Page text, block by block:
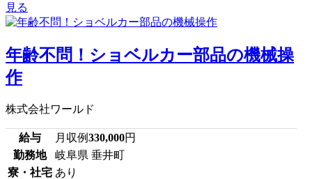
見る
年齢不問！ショベルカー部品の機械操
作
株式会社ワールド
給与 月収例330,000円
勤務地
岐阜県 垂井町
寮・社宅 あり